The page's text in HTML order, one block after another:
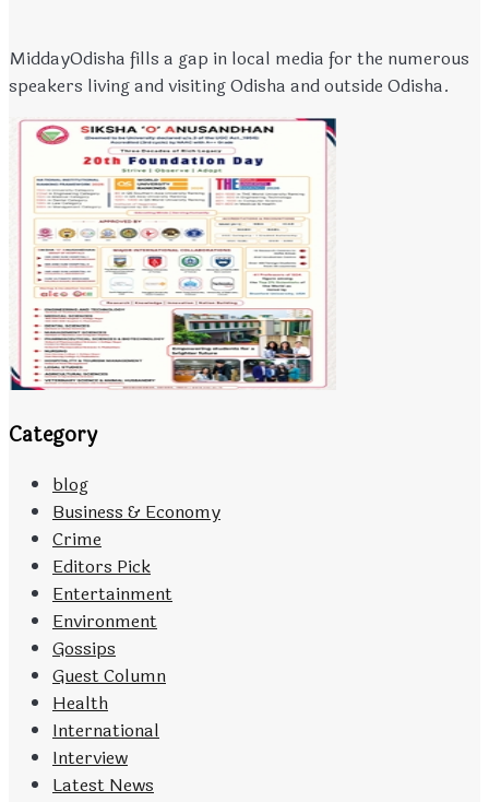
MiddayOdisha fills a gap in local media for the numerous
speakers living and visiting Odisha and outside Odisha.
Category
blog
Business & Economy
Crime
Editors Pick
Entertainment
Environment
Gossips
Guest Column
Health
International
Interview
Latest News